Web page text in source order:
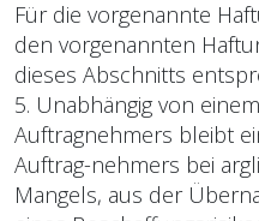
Für die vorgenannte
den vorgenannten
dieses Abschnitts
5. Unabhängig von
Auftragnehmers bleibt
Auftrag-nehmers bei
Mangels, aus der